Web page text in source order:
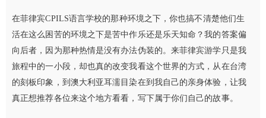
在菲律宾CPILS语言学校的那种环境之下，你也搞不清楚他们生
活在这么困苦的环境之下是苦中作乐还是乐天知命？我的答案偏
向后者，因为那种热情是没有办法伪装的。来菲律宾游学只是我
旅程中的一小段，却也真的改变我看这个世界的方式，从在台湾
的刻板印象，到澳大利亚耳濡目染在到我自己的亲身体验，让我
真正想推荐各位来这个地方看看，写下属于你们自己的故事。